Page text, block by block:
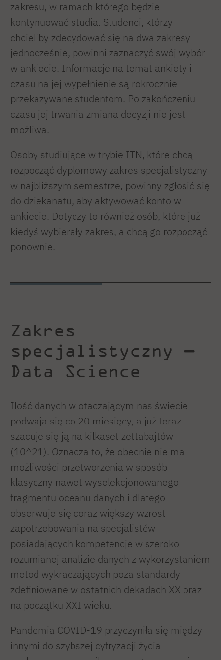
zakresu, w ramach którego będzie
kontynuować studia. Studenci, którzy
chcieliby zdecydować się na dwa zakresy
jednocześnie, powinni zaznaczyć swój wybór
w ankiecie. Informacje na temat ankiety i
czasu na jej wypełnienie są rokrocznie
przekazywane studentom. Po zakończeniu
czasu jej trwania zmiana decyzji nie jest
możliwa.
Osoby studiujące w trybie ITN, które chcą
rozpocząć dyplomowy zakres specjalistyczny
w najbliższym semestrze, powinny zgłosić się
do dziekanatu, aby aktywować konto w
ankiecie. Dotyczy to również osób, które już
kiedyś wybierały zakres, a chcą go rozpocząć
ponownie.
Zakres
specjalistyczny —
Data Science
Ilość danych w otaczającym nas świecie
podwaja się co 20 miesięcy, a już teraz
szacuje się ją na kilkaset zettabajtów
(10^21). Oznacza to, że obecnie nie ma
możliwości przetworzenia w sposób
klasyczny nawet wyselekcjonowanego
fragmentu oceanu danych i dlatego
obserwuje się coraz większy wzrost
zapotrzebowania na specjalistów
posiadających kompetencje w szeroko
rozumianej analizie danych z wykorzystaniem
metod wykraczających poza standardy
zdefiniowane w ostatnich dekadach XX oraz
na początku XXI wieku.
Pandemia COVID-19 przyczyniła się między
innymi do szybszej cyfryzacji życia